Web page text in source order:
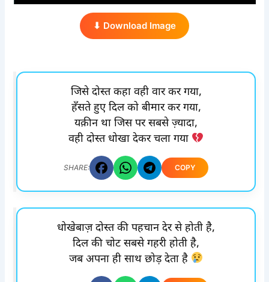
⬇ Download Image
जिसे दोस्त कहा वही वार कर गया,
हँसते हुए दिल को बीमार कर गया,
यक़ीन था जिस पर सबसे ज़्यादा,
वही दोस्त धोखा देकर चला गया
SHARE: COPY
धोखेबाज़ दोस्त की पहचान देर से होती है,
दिल की चोट सबसे गहरी होती है,
जब अपना ही साथ छोड़ देता है